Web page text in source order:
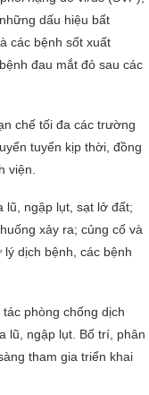
dấu hiệu bất
các bệnh sốt xuất
đau mắt đỏ sau các
chế tối đa các trường
tuyến kịp thời, đồng
viện.
lũ, ngập lụt, sạt lở đất;
xảy ra; củng cố và
dịch bệnh, các bệnh
phòng chống dịch
lũ, ngập lụt. Bố trí, phân
tham gia triển khai